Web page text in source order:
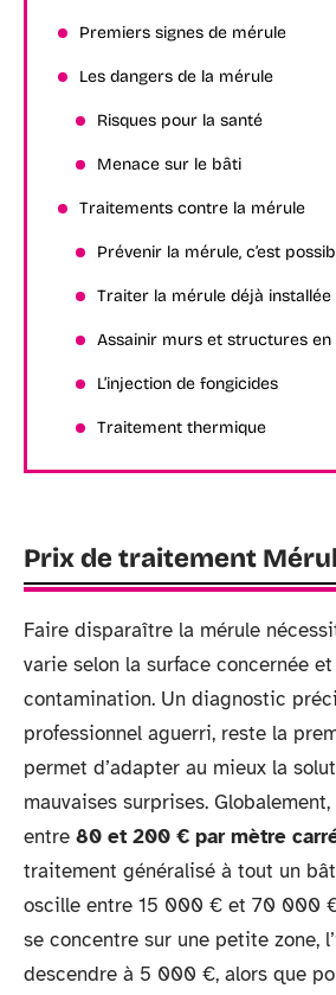
Premiers signes de mérule
Les dangers de la mérule
Risques pour la santé
Menace sur le bâti
Traitements contre la mérule
Prévenir la mérule, c’est
Traiter la mérule déjà installée
Assainir murs et structures en
L’injection de fongicides
Traitement thermique
Prix de traitement
Faire disparaître la mérule
varie selon la surface concernée
contamination. Un diagnostic
professionnel aguerri, reste la
permet d’adapter au mieux la
mauvaises surprises.
entre 80 et 200 € par mètre
traitement généralisé à tout un
oscille entre 15 000 € et 70 000
se concentre sur une petite zone,
descendre à 5 000 €, alors que